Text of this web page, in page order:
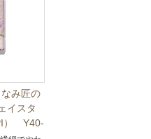
み匠の
イスタ
） Y40-